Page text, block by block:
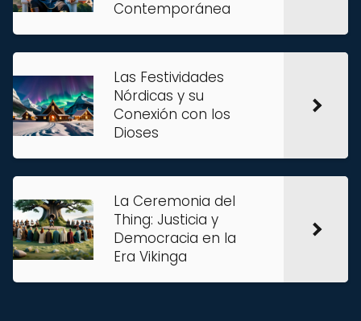
Contemporánea
Las Festividades
Nórdicas y su
Conexión con los
Dioses
La Ceremonia del
Thing: Justicia y
Democracia en la
Era Vikinga